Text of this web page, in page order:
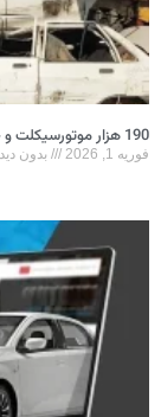
190 هزار موتورسیکلت و خودرو اسقاط شد
فوریه 1, 2026 بدون